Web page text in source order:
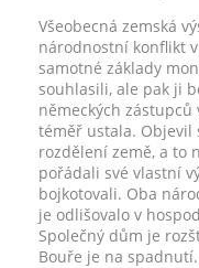
Všeobecná zemská
národnostní konflikt
samotné základy
souhlasili, ale pak ji
německých
téměř ustala. Objevil
rozdělení země, a to
pořádali své vlastní
bojkotovali. Oba
je odlišovalo v
Společný dům je
Bouře je na spadnutí.